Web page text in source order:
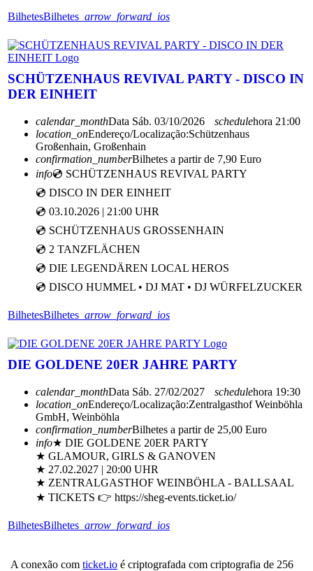
BilhetesBilhetes arrow_forward_ios
SCHÜTZENHAUS REVIVAL PARTY - DISCO IN
DER EINHEIT
calendar_monthData Sáb. 03/10/2026 schedulehora 21:00
location_onEndereço/Localização:Schützenhaus
Großenhain, Großenhain
confirmation_numberBilhetes a partir de 7,90 Euro
info💿 SCHÜTZENHAUS REVIVAL PARTY
💿 DISCO IN DER EINHEIT
💿 03.10.2026 | 21:00 UHR
💿 SCHÜTZENHAUS GROSSENHAIN
💿 2 TANZFLÄCHEN
💿 DIE LEGENDÄREN LOCAL HEROS
💿 DISCO HUMMEL • DJ MAT • DJ WÜRFELZUCKER
BilhetesBilhetes arrow_forward_ios
DIE GOLDENE 20ER JAHRE PARTY
calendar_monthData Sáb. 27/02/2027 schedulehora 19:30
location_onEndereço/Localização:Zentralgasthof Weinböhla
GmbH, Weinböhla
confirmation_numberBilhetes a partir de 25,00 Euro
info★ DIE GOLDENE 20ER PARTY
★ GLAMOUR, GIRLS & GANOVEN
★ 27.02.2027 | 20:00 UHR
★ ZENTRALGASTHOF WEINBÖHLA - BALLSAAL
★ TICKETS 👉 https://sheg-events.ticket.io/
BilhetesBilhetes arrow_forward_ios
A conexão com ticket.io é criptografada com criptografia de 256